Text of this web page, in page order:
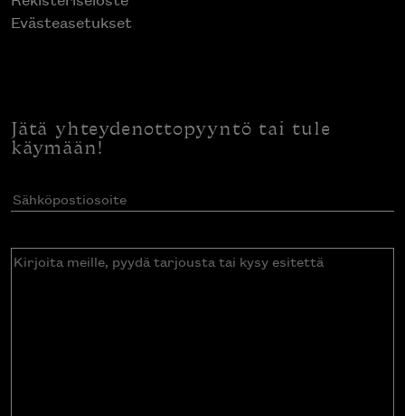
Evästeasetukset
Jätä yhteydenottopyyntö tai tule
käymään!
Sähköpostiosoite(Pakollinen)
Kirjoita